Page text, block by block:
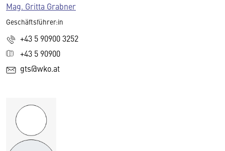
Mag. Gritta Grabner
Geschäftsführer:in
+43 5 90900 3252
+43 5 90900
gts@wko.at